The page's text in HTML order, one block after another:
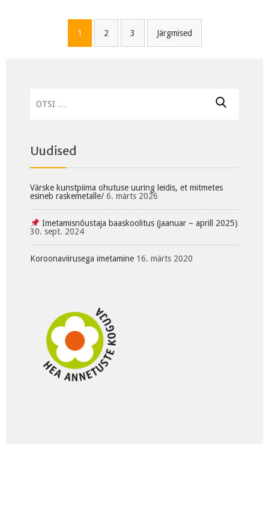
Navigeerimine
1 2 3 Järgmised
Uudised
Värske kunstpiima ohutuse uuring leidis, et mitmetes
esineb raskemetalle/ 6. märts 2026
Imetamisnõustaja baaskoolitus (jaanuar – aprill 2025)
30. sept. 2024
Koroonaviirusega imetamine 16. märts 2020